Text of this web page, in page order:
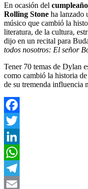
En ocasión del
Rolling Stone ha lanzado
músico que cambió la
literatura, de la cultura,
dijo en un recital para
todos nosotros: El señor
Tener 70 temas de Dylan
como cambió la historia
de su tremenda influencia
Facebook
Twitter
LinkedIn
WhatsApp
Telegram